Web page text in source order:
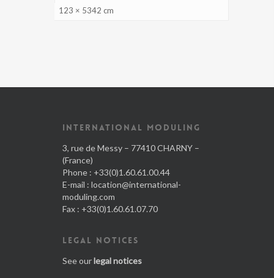
123 × 5342 cm
INTERNATIONAL MODULING
3, rue de Messy – 77410 CHARNY –
(France)
Phone : +33(0)1.60.61.00.44
E-mail : location@international-
moduling.com
Fax : +33(0)1.60.61.07.70
LEGAL NOTICES
See ourlegal notices